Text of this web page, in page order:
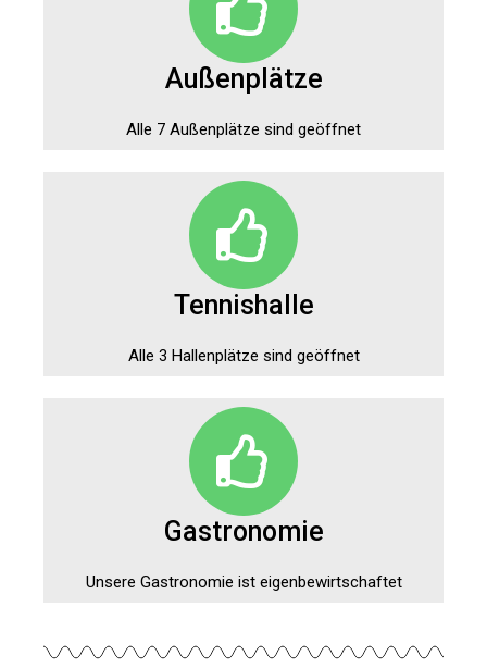
Außenplätze
Alle 7 Außenplätze sind geöffnet
Tennishalle
Alle 3 Hallenplätze sind geöffnet
Gastronomie
Unsere Gastronomie ist eigenbewirtschaftet